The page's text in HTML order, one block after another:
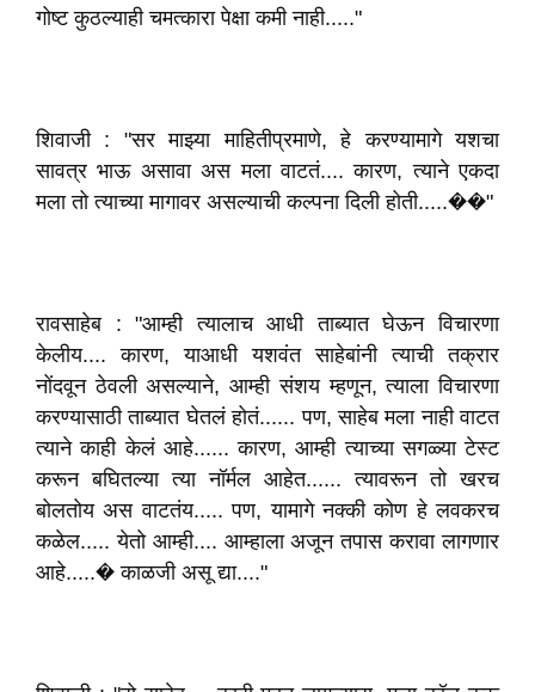
गोष्ट कुठल्याही चमत्कारा पेक्षा कमी नाही....."
शिवाजी : "सर माझ्या माहितीप्रमाणे, हे करण्यामागे यशचा
सावत्र भाऊ असावा अस मला वाटतं.... कारण, त्याने एकदा
मला तो त्याच्या मागावर असल्याची कल्पना दिली होती.....��"
रावसाहेब : "आम्ही त्यालाच आधी ताब्यात घेऊन विचारणा
केलीय.... कारण, याआधी यशवंत साहेबांनी त्याची तक्रार
नोंदवून ठेवली असल्याने, आम्ही संशय म्हणून, त्याला विचारणा
करण्यासाठी ताब्यात घेतलं होतं...... पण, साहेब मला नाही वाटत
त्याने काही केलं आहे...... कारण, आम्ही त्याच्या सगळ्या टेस्ट
करून बघितल्या त्या नॉर्मल आहेत...... त्यावरून तो खरच
बोलतोय अस वाटतंय..... पण, यामागे नक्की कोण हे लवकरच
कळेल..... येतो आम्ही.... आम्हाला अजून तपास करावा लागणार
आहे.....� काळजी असू द्या...."